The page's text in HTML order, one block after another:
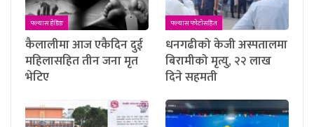
फ्ल्यास हेडिङ
कैलालीमा आज एकैदिन दुई
महिलासहित तीन जना मृत
भेटिए
फ्ल्यास फाेटाेसहित
धनगढीको केजी अस्पतालमा
बिरामीको मृत्यु, २२ लाख
दिने सहमती